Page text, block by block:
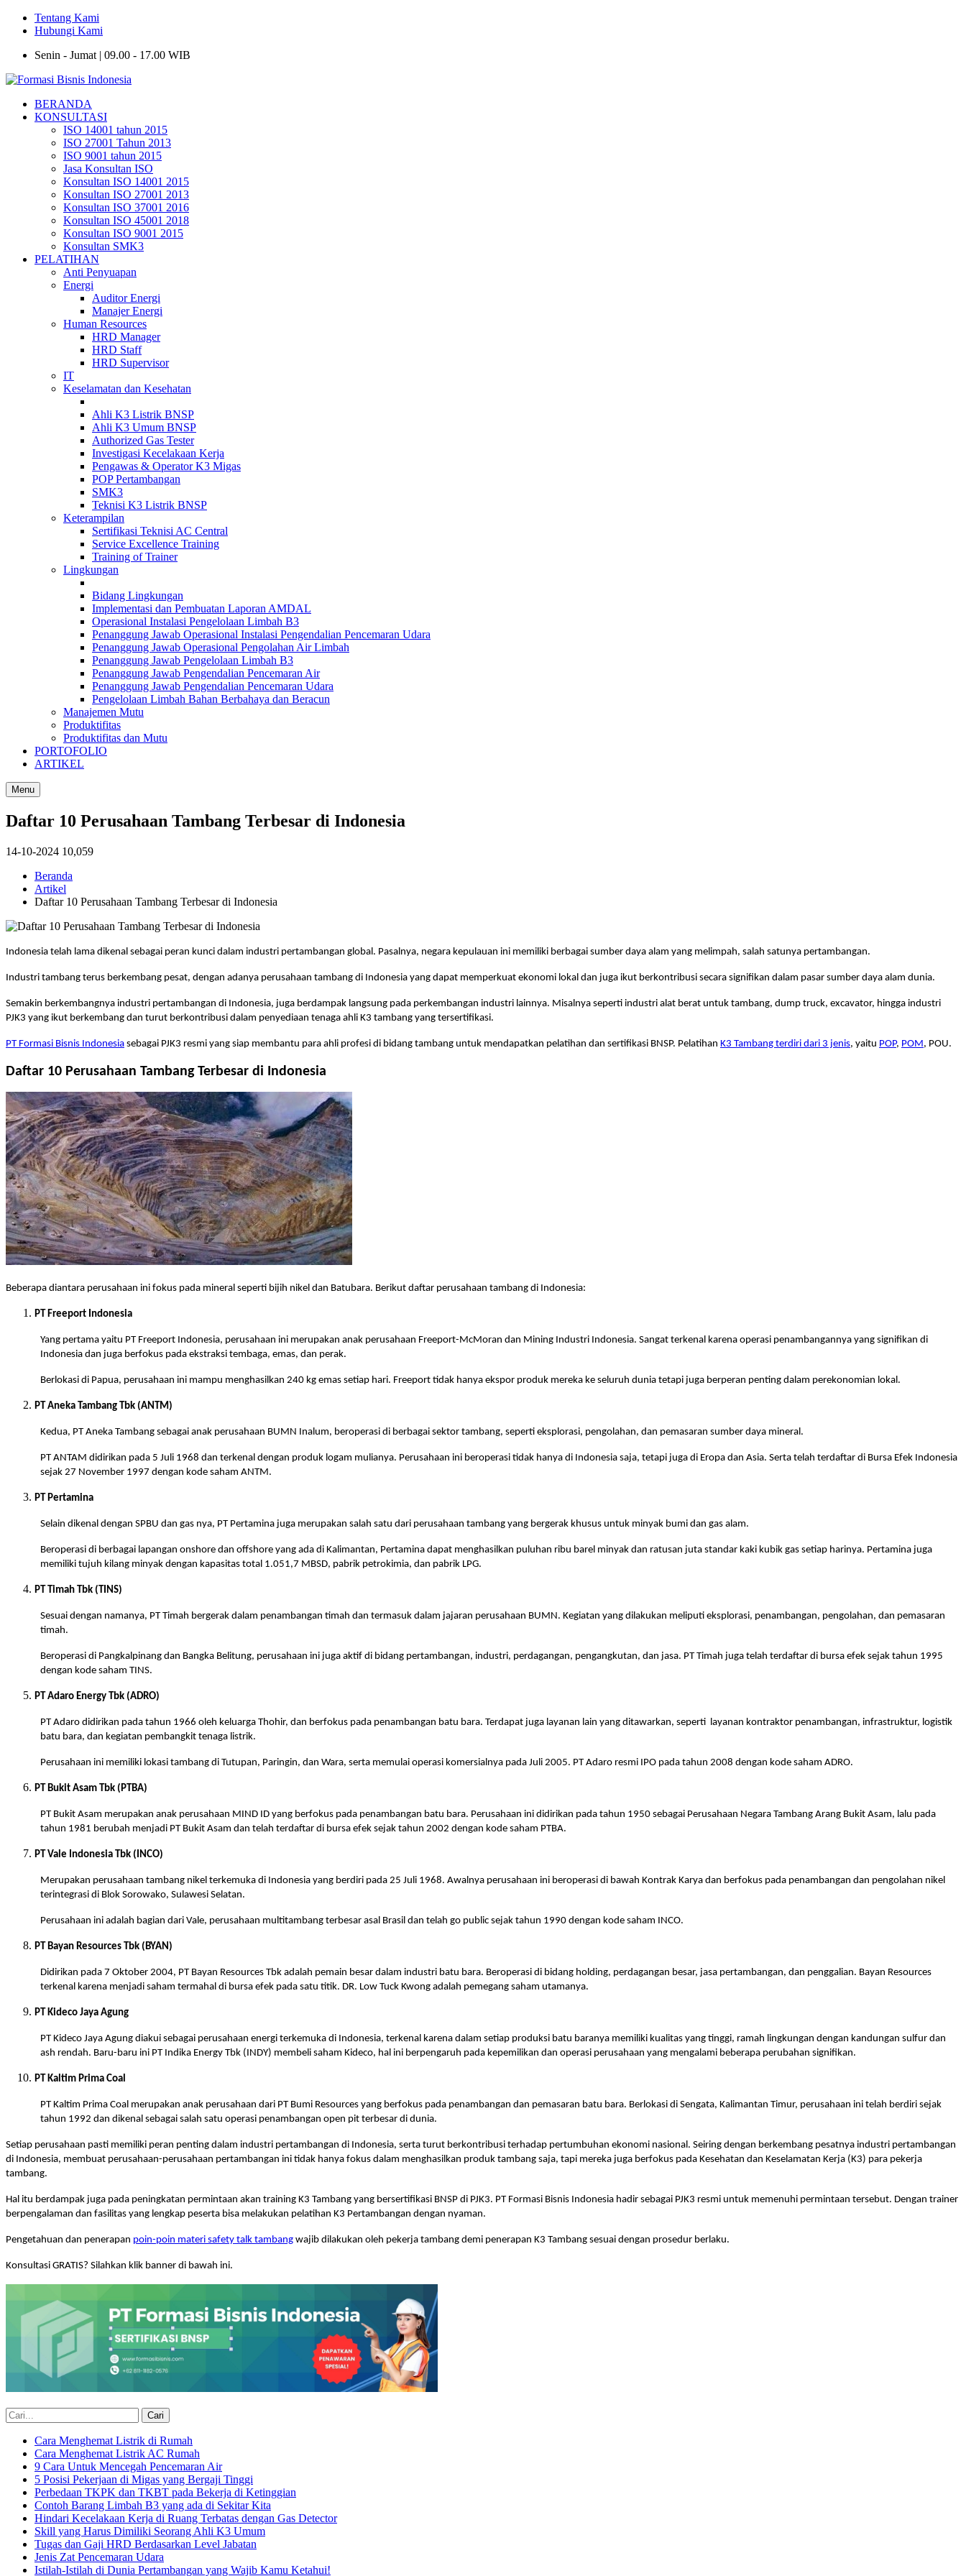
Tentang Kami
Hubungi Kami
Senin - Jumat | 09.00 - 17.00 WIB
BERANDA
KONSULTASI
ISO 14001 tahun 2015
ISO 27001 Tahun 2013
ISO 9001 tahun 2015
Jasa Konsultan ISO
Konsultan ISO 14001 2015
Konsultan ISO 27001 2013
Konsultan ISO 37001 2016
Konsultan ISO 45001 2018
Konsultan ISO 9001 2015
Konsultan SMK3
PELATIHAN
Anti Penyuapan
Energi
Auditor Energi
Manajer Energi
Human Resources
HRD Manager
HRD Staff
HRD Supervisor
IT
Keselamatan dan Kesehatan
Ahli K3 Listrik BNSP
Ahli K3 Umum BNSP
Authorized Gas Tester
Investigasi Kecelakaan Kerja
Pengawas & Operator K3 Migas
POP Pertambangan
SMK3
Teknisi K3 Listrik BNSP
Keterampilan
Sertifikasi Teknisi AC Central
Service Excellence Training
Training of Trainer
Lingkungan
Bidang Lingkungan
Implementasi dan Pembuatan Laporan AMDAL
Operasional Instalasi Pengelolaan Limbah B3
Penanggung Jawab Operasional Instalasi Pengendalian Pencemaran Udara
Penanggung Jawab Operasional Pengolahan Air Limbah
Penanggung Jawab Pengelolaan Limbah B3
Penanggung Jawab Pengendalian Pencemaran Air
Penanggung Jawab Pengendalian Pencemaran Udara
Pengelolaan Limbah Bahan Berbahaya dan Beracun
Manajemen Mutu
Produktifitas
Produktifitas dan Mutu
PORTOFOLIO
ARTIKEL
Menu
Daftar 10 Perusahaan Tambang Terbesar di Indonesia
14-10-2024 10,059
Beranda
Artikel
Daftar 10 Perusahaan Tambang Terbesar di Indonesia
Indonesia telah lama dikenal sebagai peran kunci dalam industri pertambangan global. Pasalnya, negara kepulauan ini memiliki berbagai sumber daya alam yang melimpah, salah satunya pertambangan.
Industri tambang terus berkembang pesat, dengan adanya perusahaan tambang di Indonesia yang dapat memperkuat ekonomi lokal dan juga ikut berkontribusi secara signifikan dalam pasar sumber daya alam dunia.
Semakin berkembangnya industri pertambangan di Indonesia, juga berdampak langsung pada perkembangan industri lainnya. Misalnya seperti industri alat berat untuk tambang, dump truck, excavator, hingga industri
PJK3 yang ikut berkembang dan turut berkontribusi dalam penyediaan tenaga ahli K3 tambang yang tersertifikasi.
PT Formasi Bisnis Indonesia sebagai PJK3 resmi yang siap membantu para ahli profesi di bidang tambang untuk mendapatkan pelatihan dan sertifikasi BNSP. Pelatihan K3 Tambang terdiri dari 3 jenis, yaitu POP, POM , POU.
Daftar 10 Perusahaan Tambang Terbesar di Indonesia
Beberapa diantara perusahaan ini fokus pada mineral seperti bijih nikel dan Batubara. Berikut daftar perusahaan tambang di Indonesia:
PT Freeport Indonesia
Yang pertama yaitu PT Freeport Indonesia, perusahaan ini merupakan anak perusahaan Freeport-McMoran dan Mining Industri Indonesia. Sangat terkenal karena operasi penambangannya yang signifikan di
Indonesia dan juga berfokus pada ekstraksi tembaga, emas, dan perak.
Berlokasi di Papua, perusahaan ini mampu menghasilkan 240 kg emas setiap hari. Freeport tidak hanya ekspor produk mereka ke seluruh dunia tetapi juga berperan penting dalam perekonomian lokal.
PT Aneka Tambang Tbk (ANTM)
Kedua, PT Aneka Tambang sebagai anak perusahaan BUMN Inalum, beroperasi di berbagai sektor tambang, seperti eksplorasi, pengolahan, dan pemasaran sumber daya mineral.
PT ANTAM didirikan pada 5 Juli 1968 dan terkenal dengan produk logam mulianya. Perusahaan ini beroperasi tidak hanya di Indonesia saja, tetapi juga di Eropa dan Asia. Serta telah terdaftar di Bursa Efek Indonesia
sejak 27 November 1997 dengan kode saham ANTM.
PT Pertamina
Selain dikenal dengan SPBU dan gas nya, PT Pertamina juga merupakan salah satu dari perusahaan tambang yang bergerak khusus untuk minyak bumi dan gas alam.
Beroperasi di berbagai lapangan onshore dan offshore yang ada di Kalimantan, Pertamina dapat menghasilkan puluhan ribu barel minyak dan ratusan juta standar kaki kubik gas setiap harinya. Pertamina juga
memiliki tujuh kilang minyak dengan kapasitas total 1.051,7 MBSD, pabrik petrokimia, dan pabrik LPG.
PT Timah Tbk (TINS)
Sesuai dengan namanya, PT Timah bergerak dalam penambangan timah dan termasuk dalam jajaran perusahaan BUMN. Kegiatan yang dilakukan meliputi eksplorasi, penambangan, pengolahan, dan pemasaran
timah.
Beroperasi di Pangkalpinang dan Bangka Belitung, perusahaan ini juga aktif di bidang pertambangan, industri, perdagangan, pengangkutan, dan jasa. PT Timah juga telah terdaftar di bursa efek sejak tahun 1995
dengan kode saham TINS.
PT Adaro Energy Tbk (ADRO)
PT Adaro didirikan pada tahun 1966 oleh keluarga Thohir, dan berfokus pada penambangan batu bara. Terdapat juga layanan lain yang ditawarkan, seperti layanan kontraktor penambangan, infrastruktur, logistik
batu bara, dan kegiatan pembangkit tenaga listrik.
Perusahaan ini memiliki lokasi tambang di Tutupan, Paringin, dan Wara, serta memulai operasi komersialnya pada Juli 2005. PT Adaro resmi IPO pada tahun 2008 dengan kode saham ADRO.
PT Bukit Asam Tbk (PTBA)
PT Bukit Asam merupakan anak perusahaan MIND ID yang berfokus pada penambangan batu bara. Perusahaan ini didirikan pada tahun 1950 sebagai Perusahaan Negara Tambang Arang Bukit Asam, lalu pada
tahun 1981 berubah menjadi PT Bukit Asam dan telah terdaftar di bursa efek sejak tahun 2002 dengan kode saham PTBA.
PT Vale Indonesia Tbk (INCO)
Merupakan perusahaan tambang nikel terkemuka di Indonesia yang berdiri pada 25 Juli 1968. Awalnya perusahaan ini beroperasi di bawah Kontrak Karya dan berfokus pada penambangan dan pengolahan nikel
terintegrasi di Blok Sorowako, Sulawesi Selatan.
Perusahaan ini adalah bagian dari Vale, perusahaan multitambang terbesar asal Brasil dan telah go public sejak tahun 1990 dengan kode saham INCO.
PT Bayan Resources Tbk (BYAN)
Didirikan pada 7 Oktober 2004, PT Bayan Resources Tbk adalah pemain besar dalam industri batu bara. Beroperasi di bidang holding, perdagangan besar, jasa pertambangan, dan penggalian. Bayan Resources
terkenal karena menjadi saham termahal di bursa efek pada satu titik. DR. Low Tuck Kwong adalah pemegang saham utamanya.
PT Kideco Jaya Agung
PT Kideco Jaya Agung diakui sebagai perusahaan energi terkemuka di Indonesia, terkenal karena dalam setiap produksi batu baranya memiliki kualitas yang tinggi, ramah lingkungan dengan kandungan sulfur dan
ash rendah. Baru-baru ini PT Indika Energy Tbk (INDY) membeli saham Kideco, hal ini berpengaruh pada kepemilikan dan operasi perusahaan yang mengalami beberapa perubahan signifikan.
PT Kaltim Prima Coal
PT Kaltim Prima Coal merupakan anak perusahaan dari PT Bumi Resources yang berfokus pada penambangan dan pemasaran batu bara. Berlokasi di Sengata, Kalimantan Timur, perusahaan ini telah berdiri sejak
tahun 1992 dan dikenal sebagai salah satu operasi penambangan open pit terbesar di dunia.
Setiap perusahaan pasti memiliki peran penting dalam industri pertambangan di Indonesia, serta turut berkontribusi terhadap pertumbuhan ekonomi nasional. Seiring dengan berkembang pesatnya industri pertambangan
di Indonesia, membuat perusahaan-perusahaan pertambangan ini tidak hanya fokus dalam menghasilkan produk tambang saja, tapi mereka juga berfokus pada Kesehatan dan Keselamatan Kerja (K3) para pekerja
tambang.
Hal itu berdampak juga pada peningkatan permintaan akan training K3 Tambang yang bersertifikasi BNSP di PJK3. PT Formasi Bisnis Indonesia hadir sebagai PJK3 resmi untuk memenuhi permintaan tersebut. Dengan trainer
berpengalaman dan fasilitas yang lengkap peserta bisa melakukan pelatihan K3 Pertambangan dengan nyaman.
Pengetahuan dan penerapan poin-poin materi safety talk tambang wajib dilakukan oleh pekerja tambang demi penerapan K3 Tambang sesuai dengan prosedur berlaku.
Konsultasi GRATIS? Silahkan klik banner di bawah ini.
Cara Menghemat Listrik di Rumah
Cara Menghemat Listrik AC Rumah
9 Cara Untuk Mencegah Pencemaran Air
5 Posisi Pekerjaan di Migas yang Bergaji Tinggi
Perbedaan TKPK dan TKBT pada Bekerja di Ketinggian
Contoh Barang Limbah B3 yang ada di Sekitar Kita
Hindari Kecelakaan Kerja di Ruang Terbatas dengan Gas Detector
Skill yang Harus Dimiliki Seorang Ahli K3 Umum
Tugas dan Gaji HRD Berdasarkan Level Jabatan
Jenis Zat Pencemaran Udara
Istilah-Istilah di Dunia Pertambangan yang Wajib Kamu Ketahui!